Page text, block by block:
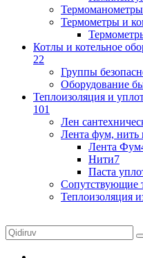
Термоманометры
Термометры и
Котлы и котельное
22
Группы
Оборудование
Теплоизоляция и
101
Лен
Лента фум, нить
Лента Фум
Нити7
Паста
Сопутствующие
Теплоизоляция